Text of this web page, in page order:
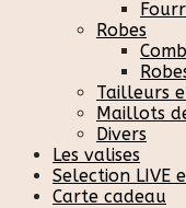
Robes
Tailleurs
Maillots
Divers
Les valises
Selection LIVE
Carte cadeau